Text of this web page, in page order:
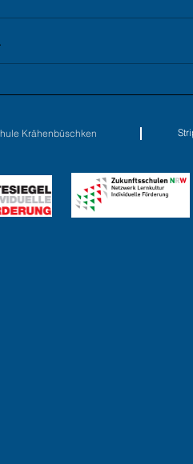
Krähenbüschken